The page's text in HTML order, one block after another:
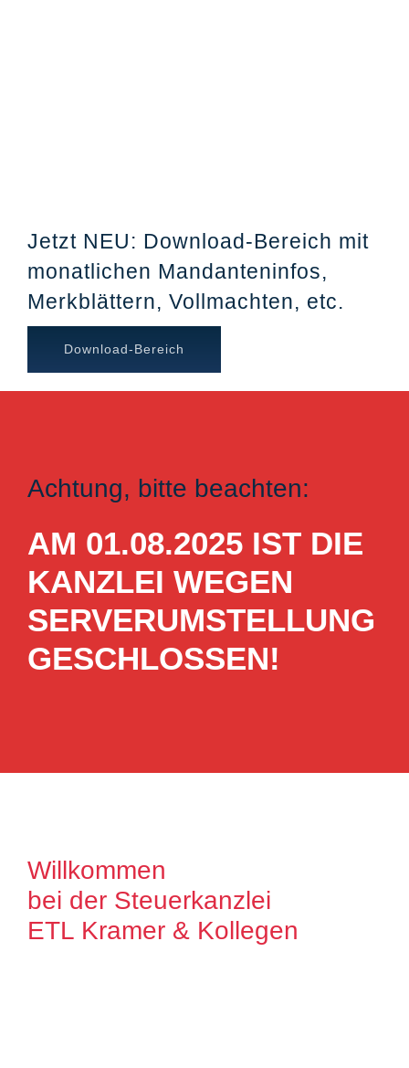
Jetzt NEU: Download-Bereich mit
monatlichen Mandanteninfos,
Merkblättern, Vollmachten, etc.
Download-Bereich
Achtung, bitte beachten:
AM 01.08.2025 IST DIE
KANZLEI WEGEN
SERVERUMSTELLUNG
GESCHLOSSEN!
Willkommen
bei der Steuerkanzlei
ETL Kramer & Kollegen